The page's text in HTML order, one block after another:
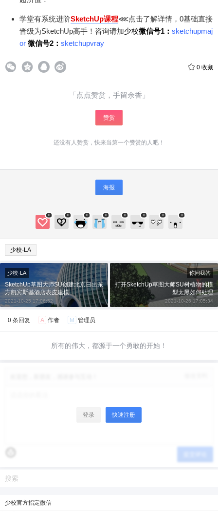
学堂有系统进阶SketchUp课程⋘点击了解详情，0基础直接
晋级为SketchUp高手！咨询请加少校微信号1： sketchupmaj
or 微信号2： sketchupvray
0 收藏
「点点赞赏，手留余香」
赞赏
还没有人赞赏，快来当第一个赞赏的人吧！
海报
0 0 0 0 0 0 0 0
少校-LA
2 元 5 元 10 元
付费内容
¥
少校-LA
SketchUp草图大师SU创建北京日出东
方凯宾斯基酒店表皮建模
2021-10-25 17:06:52
你问我答
打开SketchUp草图大师SU树植物的模
型太黑如何处理
2021-10-26 17:05:34
0 条回复 A 作者 M 管理员
所有的伟大，都源于一个勇敢的开始！
登录 快速注册
少校官方指定微信
您没有权限发布内容，请购买会员或者提升权
6位以上